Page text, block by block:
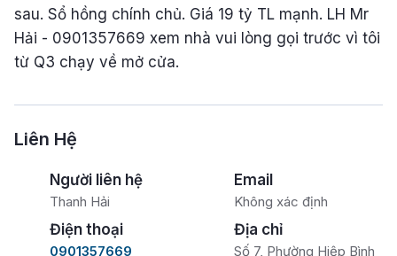
sau. Sổ hồng chính chủ. Giá 19 tỷ TL mạnh. LH Mr
Hải - 0901357669 xem nhà vui lòng gọi trước vì tôi
từ Q3 chạy về mở cửa.
Liên Hệ
Người liên hệ
Thanh Hải
Email
Không xác định
Điện thoại
0901357669
Địa chỉ
Số 7, Phường Hiệp Bình